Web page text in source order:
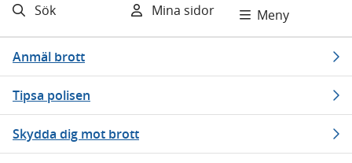
Sök Mina sidor Meny
Anmäl brott
Tipsa polisen
Skydda dig mot brott